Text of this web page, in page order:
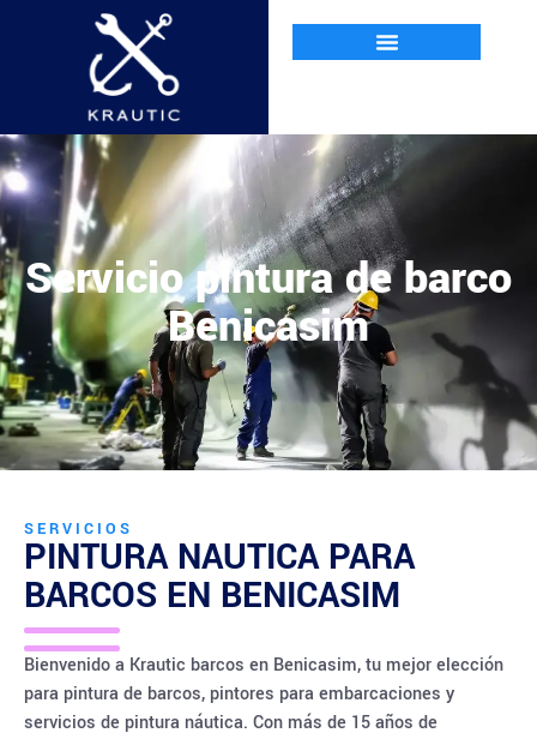
Servicio pintura de barco
Benicasim
SERVICIOS
PINTURA NAUTICA PARA
BARCOS EN BENICASIM
Bienvenido a Krautic barcos en Benicasim, tu mejor elección
para pintura de barcos, pintores para embarcaciones y
servicios de pintura náutica. Con más de 15 años de